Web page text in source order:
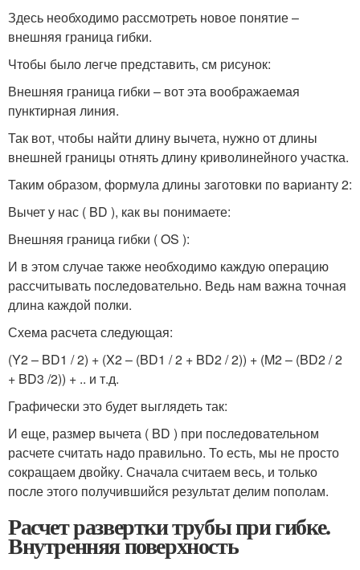
Здесь необходимо рассмотреть новое понятие –
внешняя граница гибки.
Чтобы было легче представить, см рисунок:
Внешняя граница гибки – вот эта воображаемая
пунктирная линия.
Так вот, чтобы найти длину вычета, нужно от длины
внешней границы отнять длину криволинейного участка.
Таким образом, формула длины заготовки по варианту 2:
Вычет у нас ( BD ), как вы понимаете:
Внешняя граница гибки ( OS ):
И в этом случае также необходимо каждую операцию
рассчитывать последовательно. Ведь нам важна точная
длина каждой полки.
Схема расчета следующая:
(Y2 – BD1 / 2) + (X2 – (BD1 / 2 + BD2 / 2)) + (M2 – (BD2 / 2
+ BD3 /2)) + .. и т.д.
Графически это будет выглядеть так:
И еще, размер вычета ( BD ) при последовательном
расчете считать надо правильно. То есть, мы не просто
сокращаем двойку. Сначала считаем весь, и только
после этого получившийся результат делим пополам.
Расчет развертки трубы при гибке.
Внутренняя поверхность